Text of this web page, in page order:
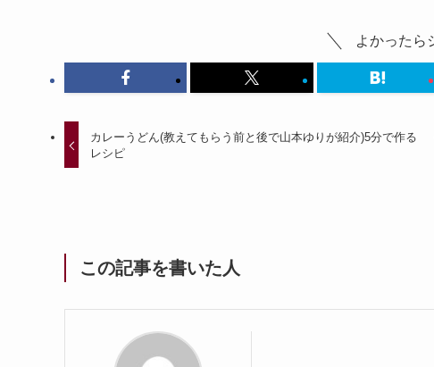
よかったら
カレーうどん(教えてもらう前と後で山本ゆりが紹介)5分で作る
レシピ
この記事を書いた人